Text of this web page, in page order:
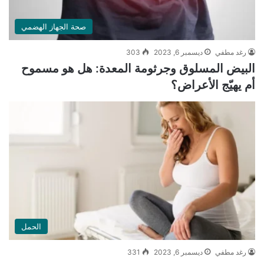
صحة الجهاز الهضمي
رغد مطفي ديسمبر 6, 2023 303
البيض المسلوق وجرثومة المعدة: هل هو مسموح
أم يهيّج الأعراض؟
الحمل
رغد مطفي ديسمبر 6, 2023 331